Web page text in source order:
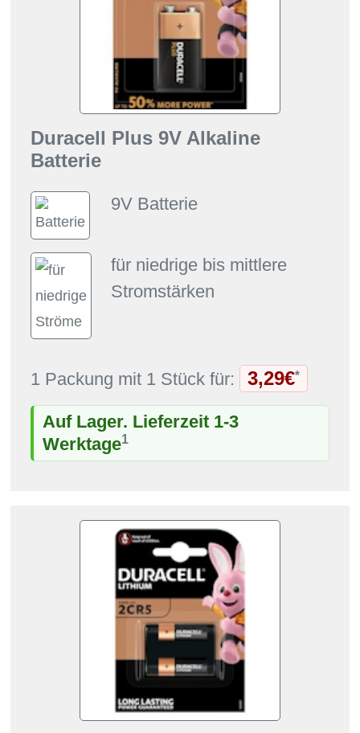
Duracell Plus 9V Alkaline
Batterie
9V Batterie
für niedrige bis mittlere
Stromstärken
1 Packung mit 1 Stück für: 3,29€*
Auf Lager. Lieferzeit 1-3
Werktage1